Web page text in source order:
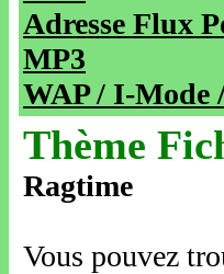
Adresse Flux
MP3
WAP / I-Mode
Thème
Ragtime
Vous pouvez